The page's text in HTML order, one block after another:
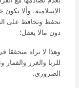
الإسلامية، وألا
تحفظ وتحافظ على
دون مالا يعقل؛
وهذا لا نراه متحققا
للربا والغرر
الضروري.